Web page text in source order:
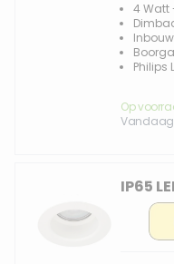
4 Watt
Philips
Op
Vandaag
IP65